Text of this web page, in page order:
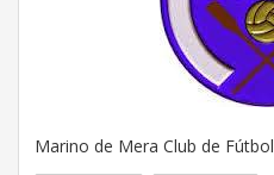
Marino de Mera Club de Fútbol